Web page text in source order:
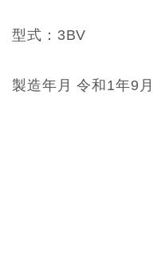
型式：3BV
製造年月 令和1年9月